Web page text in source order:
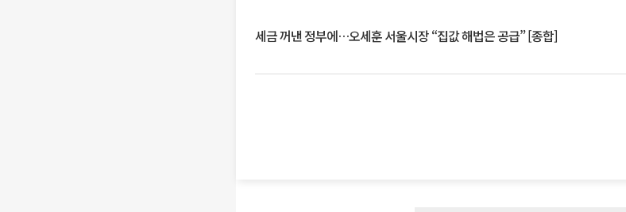
세금 꺼낸 정부에…오세훈 서울시장 “집값 해법은 공급” [종합]